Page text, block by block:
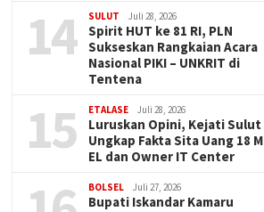
14 SULUT Juli 28, 2026
Spirit HUT ke 81 RI, PLN
Sukseskan Rangkaian Acara
Nasional PIKI – UNKRIT di
Tentena
15 ETALASE Juli 28, 2026
Luruskan Opini, Kejati Sulut
Ungkap Fakta Sita Uang 18 M
EL dan Owner IT Center
BOLSEL Juli 27, 2026
Bupati Iskandar Kamaru